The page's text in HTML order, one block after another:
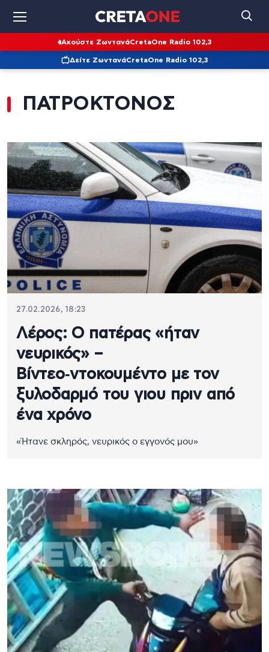
Ακούστε ΖωντανάCretaOne Radio 102,3
Δείτε ΖωντανάCretaOne Radio 102,3
ΠΑΤΡΟΚΤΟΝΟΣ
27.02.2026, 18:23
Λέρος: Ο πατέρας «ήταν
νευρικός» –
Βίντεο‑ντοκουμέντο με τον
ξυλοδαρμό του γιου πριν από
ένα χρόνο
«Ήτανε σκληρός, νευρικός ο εγγονός μου»